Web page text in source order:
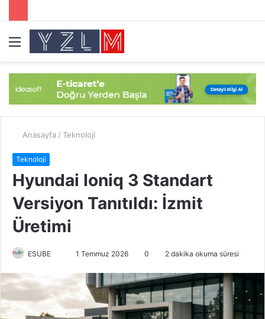
Menü
Anasayfa / Teknoloji
Teknoloji
Hyundai Ioniq 3 Standart
Versiyon Tanıtıldı: İzmit
Üretimi
ESUBE
e
-
1 Temmuz 2026 0 2 dakika okuma süresi